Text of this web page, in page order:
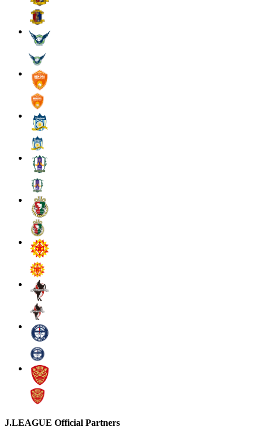
J.LEAGUE Official Partners